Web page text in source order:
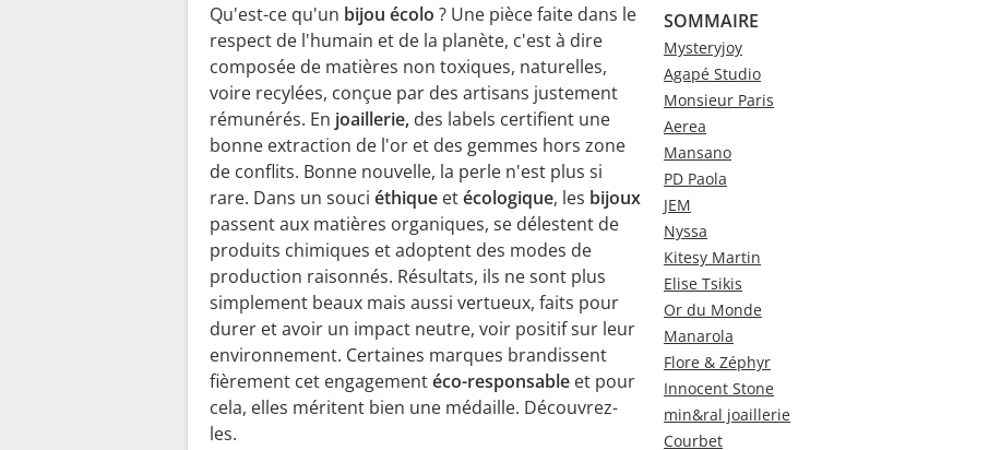
SOMMAIRE
Mysteryjoy
Agapé Studio
Monsieur Paris
Aerea
Mansano
PD Paola
JEM
Nyssa
Kitesy Martin
Elise Tsikis
Or du Monde
Manarola
Flore & Zéphyr
Innocent Stone
min&ral joaillerie
Courbet
Qu'est-ce qu'un bijou écolo ? Une pièce faite dans le
respect de l'humain et de la planète, c'est à dire
composée de matières non toxiques, naturelles,
voire recylées, conçue par des artisans justement
rémunérés. En joaillerie, des labels certifient une
bonne extraction de l'or et des gemmes hors zone
de conflits. Bonne nouvelle, la perle n'est plus si
rare. Dans un souci éthique etécologique, les bijoux
passent aux matières organiques, se délestent de
produits chimiques et adoptent des modes de
production raisonnés. Résultats, ils ne sont plus
simplement beaux mais aussi vertueux, faits pour
durer et avoir un impact neutre, voir positif sur leur
environnement. Certaines marques brandissent
fièrement cet engagementéco-responsable et pour
cela, elles méritent bien une médaille. Découvrez-
les.